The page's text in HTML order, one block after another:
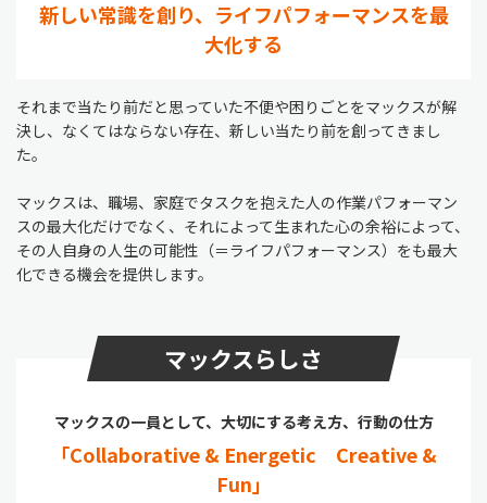
新しい常識を創り、ライフパフォーマンスを最
大化する
それまで当たり前だと思っていた不便や困りごとをマックスが解
決し、なくてはならない存在、新しい当たり前を創ってきまし
た。
マックスは、職場、家庭でタスクを抱えた人の作業パフォーマン
スの最大化だけでなく、それによって生まれた心の余裕によって、
その人自身の人生の可能性（＝ライフパフォーマンス）をも最大
化できる機会を提供します。
マックスらしさ
マックスの一員として、大切にする考え方、行動の仕方
「Collaborative & Energetic Creative &
Fun」